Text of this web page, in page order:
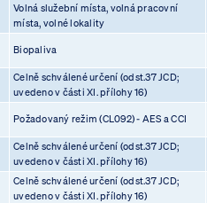
Volná služební místa, volná pracovní
místa, volné lokality
Biopaliva
Celně schválené určení (odst.37 JCD;
uvedeno v části XI. přílohy 16)
Požadovaný režim (CL092) - AES a CCI
Celně schválené určení (odst.37 JCD;
uvedeno v části XI. přílohy 16)
Celně schválené určení (odst.37 JCD;
uvedeno v části XI. přílohy 16)